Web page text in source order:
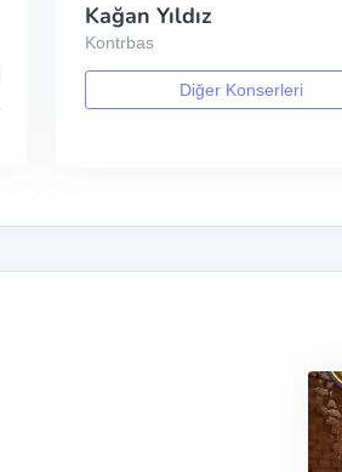
Kağan Yıldız
Kontrbas
Diğer Konserleri